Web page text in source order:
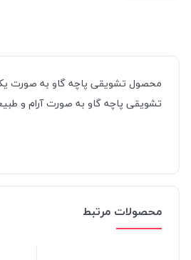
محصول تشویقی پاچه گاو به صورت
تشویقی پاچه گاو به صورت آرام و
محصولات مرتبط